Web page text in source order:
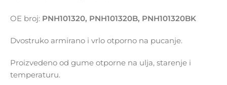
OE broj: PNH101320, PNH101320B, PNH101320BK
Dvostruko armirano i vrlo otporno na pucanje.
Proizvedeno od gume otporne na ulja, starenje i
temperaturu.